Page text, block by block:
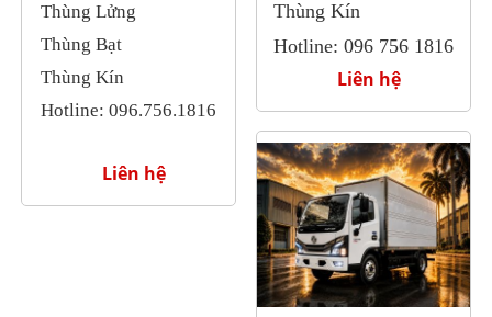
Thùng Lửng
Thùng Bạt
Thùng Kín
Hotline: 096.756.1816
Liên hệ
Thùng Kín
Hotline: 096 756 1816
Liên hệ